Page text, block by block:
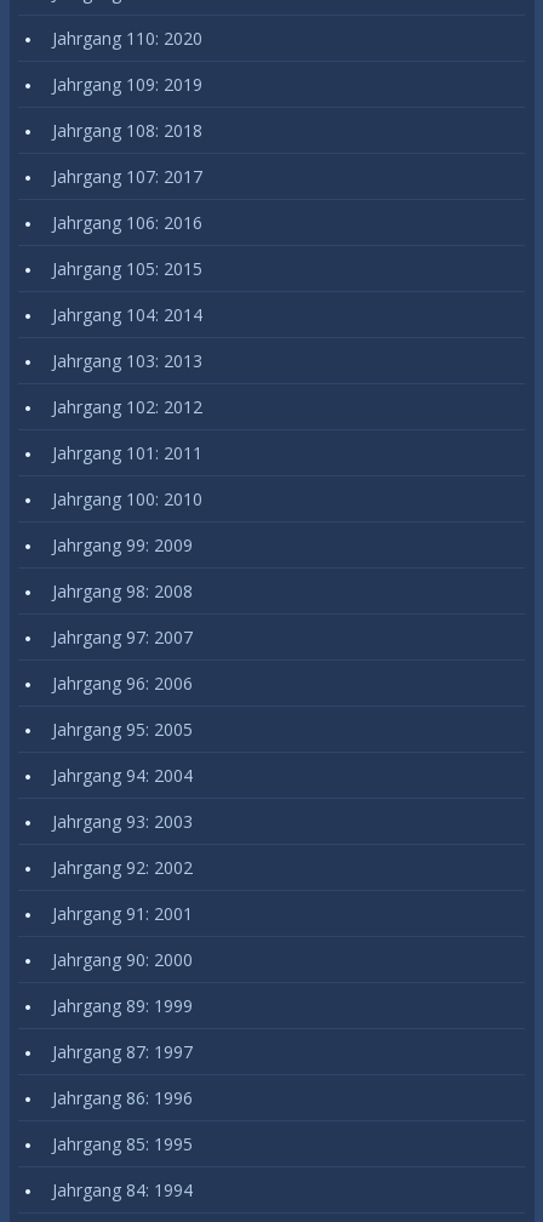
Jahrgang 110: 2020
Jahrgang 109: 2019
Jahrgang 108: 2018
Jahrgang 107: 2017
Jahrgang 106: 2016
Jahrgang 105: 2015
Jahrgang 104: 2014
Jahrgang 103: 2013
Jahrgang 102: 2012
Jahrgang 101: 2011
Jahrgang 100: 2010
Jahrgang 99: 2009
Jahrgang 98: 2008
Jahrgang 97: 2007
Jahrgang 96: 2006
Jahrgang 95: 2005
Jahrgang 94: 2004
Jahrgang 93: 2003
Jahrgang 92: 2002
Jahrgang 91: 2001
Jahrgang 90: 2000
Jahrgang 89: 1999
Jahrgang 87: 1997
Jahrgang 86: 1996
Jahrgang 85: 1995
Jahrgang 84: 1994